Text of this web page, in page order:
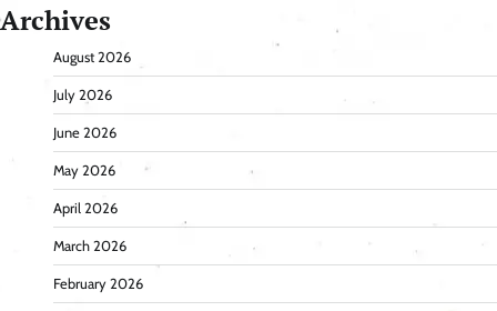
Archives
August 2026
July 2026
June 2026
May 2026
April 2026
March 2026
February 2026